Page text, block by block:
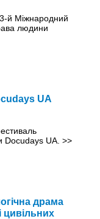
й Міжнародний
людини
UA
Docudays UA. >>
драма
цивільних